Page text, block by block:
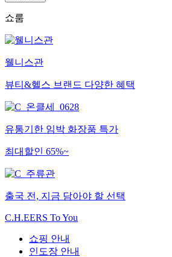
쇼룸
웰니스관
뷰티&헬스 브랜드 다양한 혜택
유통기한 임박 화장품 특가
최대할인 65%~
출국 전, 지금 담아야 할 선택
C.H.EERS To You
쇼핑 안내
인도장 안내